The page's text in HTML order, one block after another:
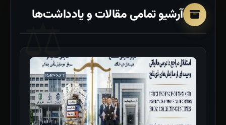
آرشیو تمامی مقالات و یادداشت‌ها